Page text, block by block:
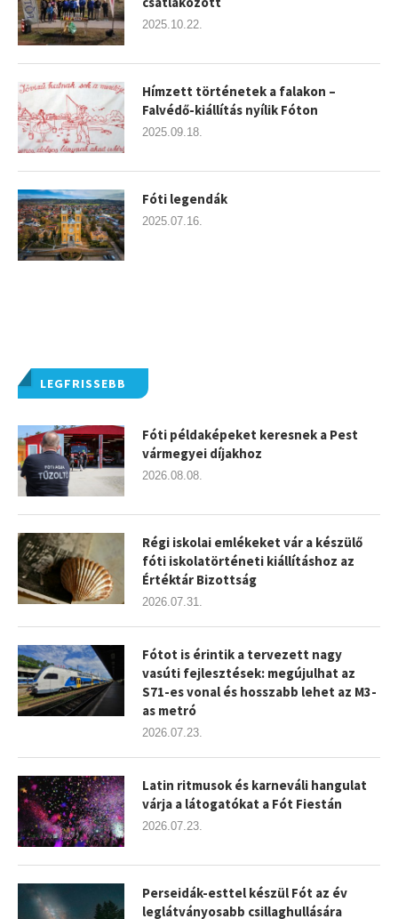
LEGFRISSEBB
Fóti példaképeket keresnek a Pest
vármegyei díjakhoz
2026.08.08.
Régi iskolai emlékeket vár a készülő
fóti iskolatörténeti kiállításhoz az
Értéktár Bizottság
2026.07.31.
Fótot is érintik a tervezett nagy
vasúti fejlesztések: megújulhat az
S71-es vonal és hosszabb lehet az M3-
as metró
2026.07.23.
Latin ritmusok és karneváli hangulat
várja a látogatókat a Fót Fiestán
2026.07.23.
Perseidák-esttel készül Fót az év
leglátványosabb csillaghullására
2025.10.22.
Hímzett történetek a falakon –
Falvédő-kiállítás nyílik Fóton
2025.09.18.
Fóti legendák
2025.07.16.